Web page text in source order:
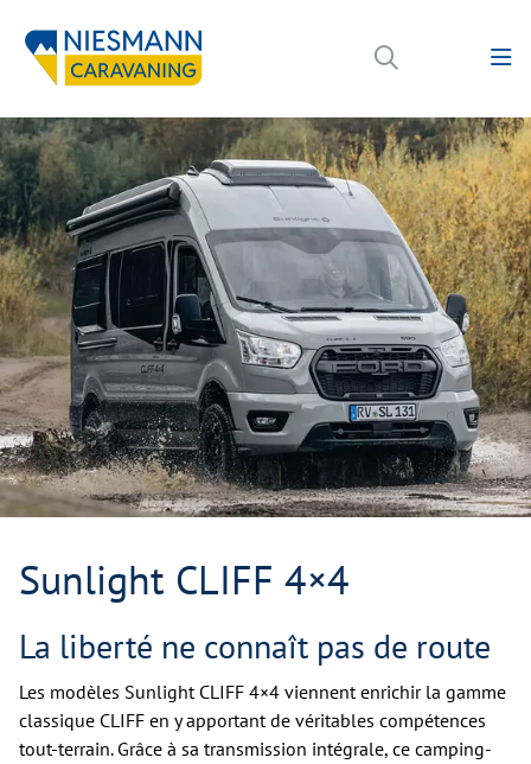
Sunlight CLIFF 4×4
La liberté ne connaît pas de route
Les modèles Sunlight CLIFF 4×4 viennent enrichir la gamme
classique CLIFF en y apportant de véritables compétences
tout-terrain. Grâce à sa transmission intégrale, ce camping-